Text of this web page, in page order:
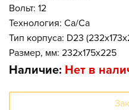
Вольт: 12
Технология: Ca/Ca
Тип корпуса: D23
Размер, мм: 232x175x225
Наличие: Нет в